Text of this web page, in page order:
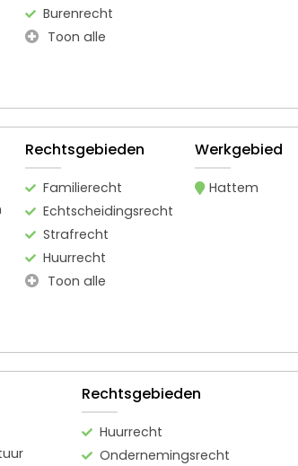
Burenrecht
Toon alle
Rechtsgebieden
Familierecht
Echtscheidingsrecht
Strafrecht
Huurrecht
Toon alle
Werkgebied
Hattem
Rechtsgebieden
Huurrecht
Ondernemingsrecht